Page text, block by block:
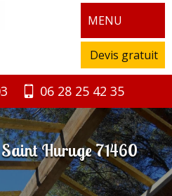
MENU
Devis gratuit
06 28 25 42 35
Huruge 71460